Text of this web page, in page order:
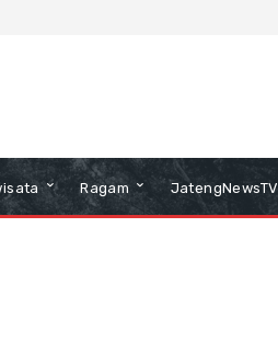
Ragam JatengNewsTV